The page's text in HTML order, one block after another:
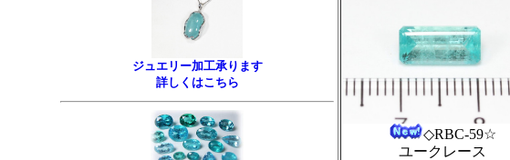
ジュエリー加工承ります
詳しくはこちら
◇RBC-59☆
ユークレース